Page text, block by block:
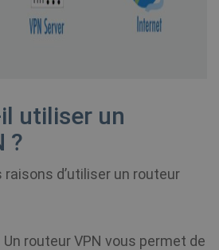
utiliser un
?
raisons d’utiliser un routeur
routeur VPN vous permet de